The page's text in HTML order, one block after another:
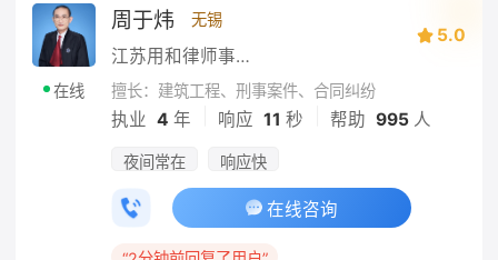
在线
周于炜 无锡
江苏用和律师事务所
5.0
擅长：建筑工程、刑事案件、合同纠纷
执业 4 年 响应 11 秒 帮助 995人
夜间常在 响应快
在线咨询